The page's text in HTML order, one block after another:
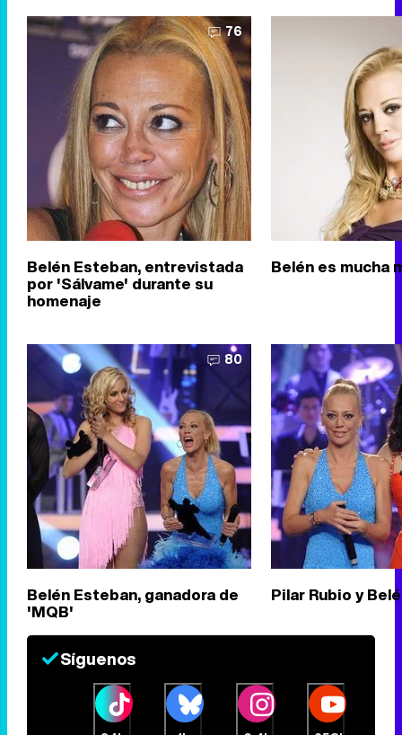
76
Belén Esteban, entrevistada
por 'Sálvame' durante su
homenaje
Belén es mucha
80
Belén Esteban, ganadora de
'MQB'
Pilar Rubio y
Síguenos